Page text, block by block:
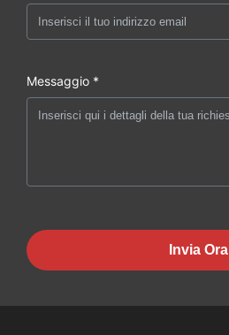
Messaggio *
Invia Ora